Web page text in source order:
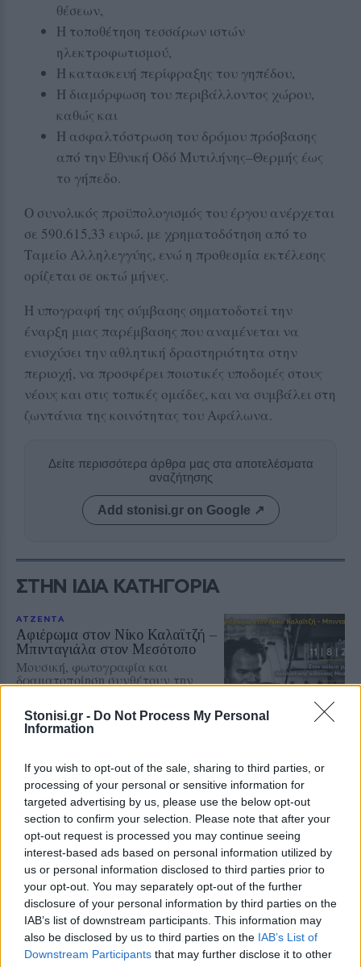
Stonisi.gr - Do Not Process My Personal
Information
If you wish to opt-out of the sale, sharing to third parties, or
processing of your personal or sensitive information for
targeted advertising by us, please use the below opt-out
section to confirm your selection. Please note that after your
opt-out request is processed you may continue seeing
interest-based ads based on personal information utilized by
us or personal information disclosed to third parties prior to
your opt-out. You may separately opt-out of the further
disclosure of your personal information by third parties on the
IAB’s list of downstream participants. This information may
also be disclosed by us to third parties on the IAB’s List of
Downstream Participants that may further disclose it to other
θέσεων,
Η τοποθέτηση τεσσάρων ιστών
ηλεκτροφωτισμού,
Η κατασκευή περίφραξης του γηπέδου,
Η διαμόρφωση του περιβάλλοντος χώρου,
καθώς και
Η ασφαλτόστρωση του δρόμου πρόσβασης
από την Εθνική Οδό Μυτιλήνης–Θερμής έως
το γήπεδο.
Ο συνολικός προϋπολογισμός του έργου ανέρχεται
σε 590.615,33 ευρώ, με χρηματοδότηση από το
Ταμείο Αλληλεγγύης, ενώ η προθεσμία εκτέλεσης
ορίζεται σε οκτώ μήνες.
Η υπογραφή της σύμβασης σηματοδοτεί την
έναρξη μιας παρέμβασης που αναμένεται να
ενισχύσει την αθλητική δραστηριότητα στην
περιοχή, να προσφέρει ποιοτικές υποδομές στους
νέους και στις τοπικές ομάδες, και να συμβάλει στη
ζωντάνια της κοινότητας του Αφάλωνα.
Δείτε περισσότερα άρθρα μας στα αποτελέσματα
αναζήτησης
Add stonisi.gr on Google ↗
ΣΤΗΝ ΙΔΙΑ ΚΑΤΗΓΟΡΙΑ
ΑΤΖΕΝΤΑ
Αφιέρωμα στον Νίκο Καλαϊτζή –
Μπινταγιάλα στον Μεσότοπο
Μουσική, φωτογραφία και
δραματοποίηση συνθέτουν την
Αυγούστου
ΠΕΡΙΒΑΛΛΟΝ
Πενθήμερο υψηλών
θερμοκρασιών στη Μυτιλήνη
Στους 38 βαθμούς ο υδράργυρος
την Κυριακή – Από 3 έως 5 μποφόρ
οι άνεμοι στην περιοχή
Δεύτερη εμπλοκή κάβου στο
«Νήσος Ρόδος» μέσα σε δύο
μήνες